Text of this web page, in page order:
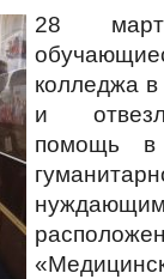
28
колледжа в
и
помощь